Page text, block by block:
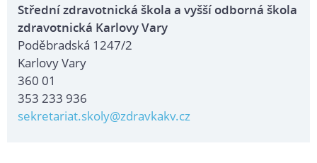
Střední zdravotnická škola a vyšší odborná škola
zdravotnická Karlovy Vary
Poděbradská 1247/2
Karlovy Vary
360 01
353 233 936
sekretariat.skoly@zdravkakv.cz